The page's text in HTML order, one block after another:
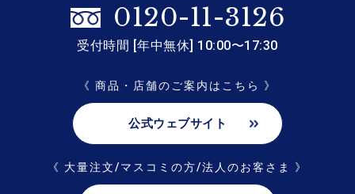
0120-11-3126
受付時間 [年中無休] 10:00〜17:30
《 商品・店舗のご案内はこちら 》
公式ウェブサイト
《 大量注文/マスコミの方/法人のお客さま 》